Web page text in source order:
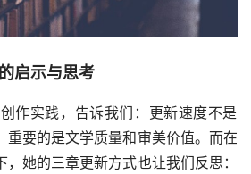
启示与思考
重要的是文学质量和审美价值。而在
她的三章更新方式也让我们反思：